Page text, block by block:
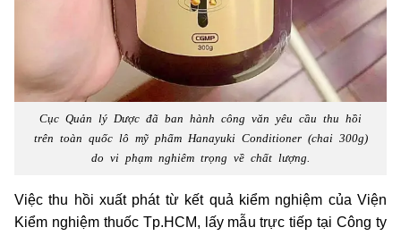
Cục Quản lý Dược đã ban hành công văn yêu cầu thu hồi
trên toàn quốc lô mỹ phẩm Hanayuki Conditioner (chai 300g)
do vi phạm nghiêm trọng về chất lượng.
Việc thu hồi xuất phát từ kết quả kiểm nghiệm của Viện
Kiểm nghiệm thuốc Tp.HCM, lấy mẫu trực tiếp tại Công ty